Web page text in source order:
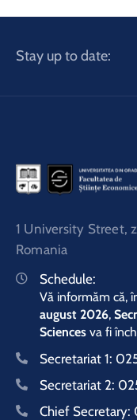
Stay up to date:
1 University Street,
Romania
Schedule:
Vă informăm că,
august 2026,
Sciences va fi
Secretariat 1:
Secretariat 2:
Chief Secretary: